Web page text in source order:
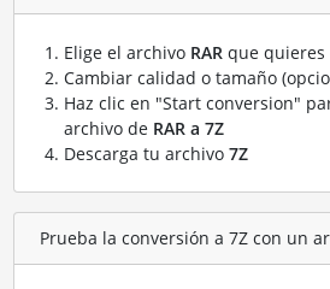
Elige el archivo RAR que
Cambiar calidad o tamaño
Haz clic en "Start conversion"
archivo de RAR a 7Z
Descarga tu archivo 7Z
Prueba la conversión a 7Z con un